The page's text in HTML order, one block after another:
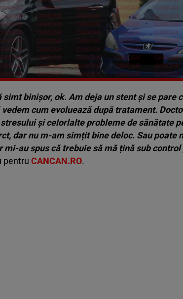
simt binișor, ok. Am deja un stent și se pare
vedem cum evoluează după tratament.
și celorlalte probleme de sănătate
dar nu m-am simțit bine deloc. Sau poate
mi-au spus că trebuie să mă țină sub
pentru CANCAN.RO.